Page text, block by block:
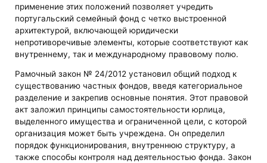
применение этих положений позволяет учредить
португальский семейный фонд с четко выстроенной
архитектурой, включающей юридически
непротиворечивые элементы, которые соответствуют как
внутреннему, так и международному правовому полю.
Рамочный закон № 24/2012 установил общий подход к
существованию частных фондов, введя категориальное
разделение и закрепив основные понятия. Этот правовой
акт заложил принципы самостоятельности юрлица,
выделенного имущества и ограниченной цели, с которой
организация может быть учреждена. Он определил
порядок функционирования, внутреннюю структуру, а
также способы контроля над деятельностью фонда. Закон